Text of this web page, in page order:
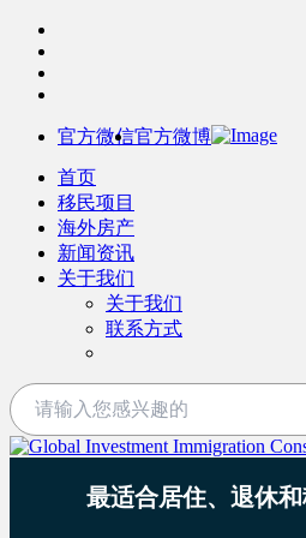
官方微信官方微博
首页
移民项目
海外房产
新闻资讯
关于我们
关于我们
联系方式
最适合居住、退休